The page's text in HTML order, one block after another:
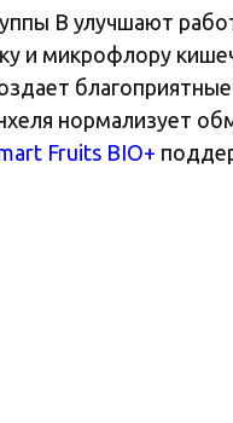
B улучшают
и микрофлору
нормализует
Fruits BIO+